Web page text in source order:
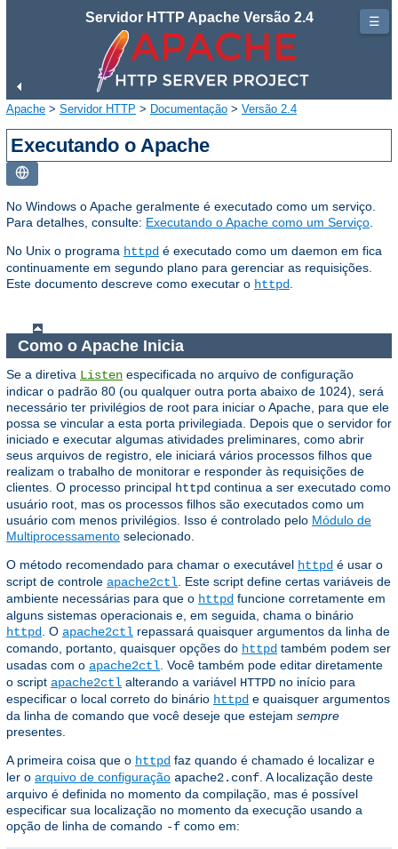
Servidor HTTP Apache Versão 2.4
Apache > Servidor HTTP > Documentação > Versão 2.4
Executando o Apache
No Windows o Apache geralmente é executado como um serviço.
Para detalhes, consulte: Executando o Apache como um Serviço
No Unix o programa httpd é executado como um daemon em fica
continuamente em segundo plano para gerenciar as requisições.
Este documento descreve como executar o httpd
Como o Apache Inicia
Se a diretiva Listen especificada no arquivo de configuração
indicar o padrão 80 (ou qualquer outra porta abaixo de 1024), será
necessário ter privilégios de root para iniciar o Apache, para que ele
possa se vincular a esta porta privilegiada. Depois que o servidor for
iniciado e executar algumas atividades preliminares, como abrir
seus arquivos de registro, ele iniciará vários processos filhos que
realizam o trabalho de monitorar e responder às requisições de
clientes. O processo principal httpd continua a ser executado como
usuário root, mas os processos filhos são executados como um
usuário com menos privilégios. Isso é controlado pelo Módulo de
Multiprocessamento selecionado.
O método recomendado para chamar o executável httpd é usar o
script de controle apache2ctl . Este script define certas variáveis ​​de
ambiente necessárias para que o httpd funcione corretamente em
alguns sistemas operacionais e, em seguida, chama o binário
httpd
. O apache2ctl repassará quaisquer argumentos da linha de
comando, portanto, quaisquer opções do httpd também podem ser
usadas com o apache2ctl . Você também pode editar diretamente
o script apache2ctl alterando a variável HTTPD no início para
especificar o local correto do binário httpd e quaisquer argumentos
da linha de comando que você deseje que estejam sempre
presentes.
A primeira coisa que o httpd faz quando é chamado é localizar e
ler o arquivo de configuração apache2.conf . A localização deste
arquivo é definida no momento da compilação, mas é possível
especificar sua localização no momento da execução usando a
opção de linha de comando -f como em:
☰